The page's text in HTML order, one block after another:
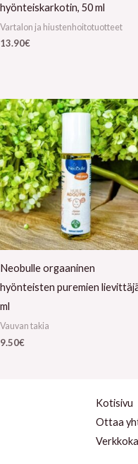
hyönteiskarkotin, 50 ml
Vartalon ja hiustenhoitotuotteet
13.90€
Neobulle orgaaninen
hyönteisten puremien
ml
Vauvan takia
9.50€
Kotisivu
Ottaa